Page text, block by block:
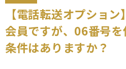
NEWS
コラム
Busico.通信
【電話転送オプショ
会員ですが、06番号を
条件はありますか？